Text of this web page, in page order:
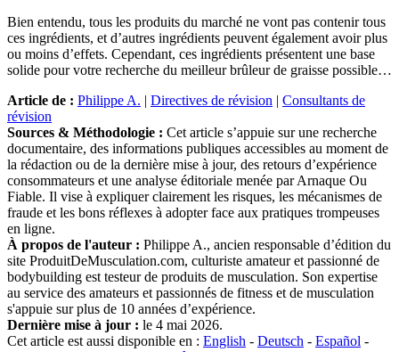
Bien entendu, tous les produits du marché ne vont pas contenir tous
ces ingrédients, et d’autres ingrédients peuvent également avoir plus
ou moins d’effets. Cependant, ces ingrédients présentent une base
solide pour votre recherche du meilleur brûleur de graisse possible…
Article de : Philippe A. | Directives de révision | Consultants de
révision
Sources & Méthodologie : Cet article s’appuie sur une recherche
documentaire, des informations publiques accessibles au moment de
la rédaction ou de la dernière mise à jour, des retours d’expérience
consommateurs et une analyse éditoriale menée par Arnaque Ou
Fiable. Il vise à expliquer clairement les risques, les mécanismes de
fraude et les bons réflexes à adopter face aux pratiques trompeuses
en ligne.
À propos de l'auteur : Philippe A., ancien responsable d’édition du
site ProduitDeMusculation.com, culturiste amateur et passionné de
bodybuilding est testeur de produits de musculation. Son expertise
au service des amateurs et passionnés de fitness et de musculation
s'appuie sur plus de 10 années d’expérience.
Dernière mise à jour : le 4 mai 2026.
Cet article est aussi disponible en : English - Deutsch - Español -